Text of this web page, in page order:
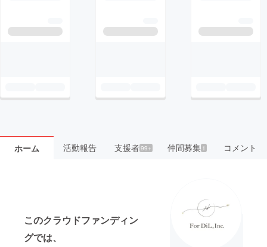
ホーム 活動報告 支援者99+ 仲間募集 1 コメント
このクラウドファンディン
グでは、